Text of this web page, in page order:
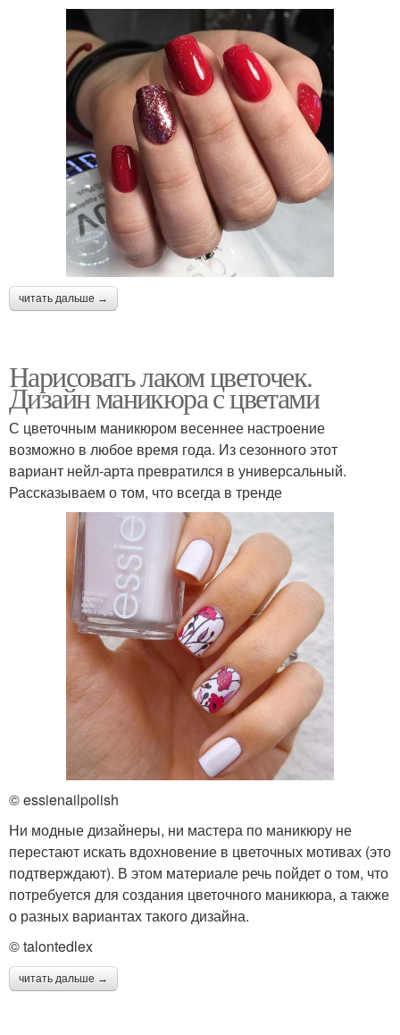
читать дальше →
Нарисовать лаком цветочек.
Дизайн маникюра с цветами
С цветочным маникюром весеннее настроение
возможно в любое время года. Из сезонного этот
вариант нейл-арта превратился в универсальный.
Рассказываем о том, что всегда в тренде
© essienailpolish
Ни модные дизайнеры, ни мастера по маникюру не
перестают искать вдохновение в цветочных мотивах (это
подтверждают). В этом материале речь пойдет о том, что
потребуется для создания цветочного маникюра, а также
о разных вариантах такого дизайна.
© talontedlex
читать дальше →